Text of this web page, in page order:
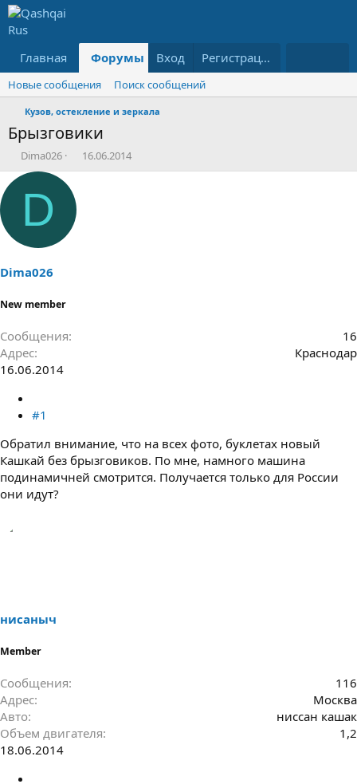
Главная Форумы Что нового?
Вход Регистрация
Новые сообщения Поиск сообщений
Кузов, остекление и зеркала
Брызговики
А
в
о
е
ы
Dima026
Д
а
16.06.2014
D
Dima026
New member
Сообщения
16
Адрес
Краснодар
16.06.2014
#1
Обратил внимание, что на всех фото, буклетах новый
Кашкай без брызговиков. По мне, намного машина
подинамичней смотрится. Получается только для России
они идут?
нисаныч
Member
Сообщения
116
Адрес
Москва
Авто
ниссан кашак
Объем двигателя
1,2
18.06.2014